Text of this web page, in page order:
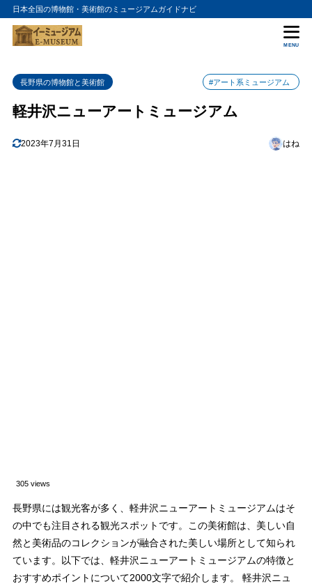
日本全国の博物館・美術館のミュージアムガイドナビ
MENU
長野県の博物館と美術館 #アート系ミュージアム
軽井沢ニューアートミュージアム
2023年7月31日 はね
305 views
長野県には観光客が多く、軽井沢ニューアートミュージアムはそ
の中でも注目される観光スポットです。この美術館は、美しい自
然と美術品のコレクションが融合された美しい場所として知られ
ています。以下では、軽井沢ニューアートミュージアムの特徴と
おすすめポイントについて2000文字で紹介します。 軽井沢ニュ
目次
1 軽井沢ニューアートミュージアムの入館料金